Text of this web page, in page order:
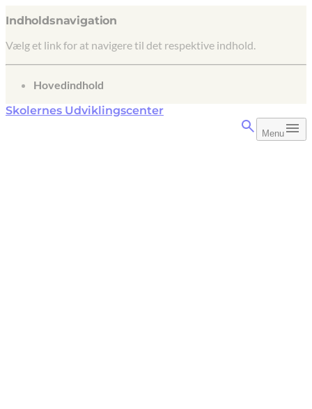
Indholdsnavigation
Vælg et link for at navigere til det respektive indhold.
gå til
Hovedindhold
Skolernes Udviklingscenter
Menu